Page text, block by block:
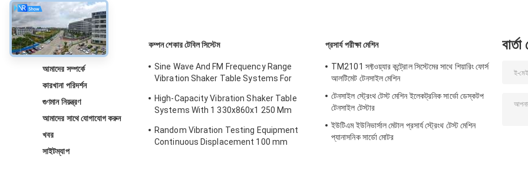
সম্বন্ধে
আমাদের সম্পর্কে
কারখানা পরিদর্শন
গুণমান নিয়ন্ত্রণ
আমাদের সাথে যোগাযোগ করুন
খবর
সাইটম্যাপ
কম্পন শেকার টেবিল সিস্টেম
Sine Wave And FM Frequency Range
Vibration Shaker Table Systems For
Computer
High-Capacity Vibration Shaker Table
Systems With 1 330x860x1 250 Mm
Vibration Controller
Random Vibration Testing Equipment
Continuous Displacement 100 mm
প্রসার্য পরীক্ষা মেশিন
TM2101 সফ্টওয়্যার কন্ট্রোল সিস্টেমের সাথে শিয়ারিং ফোর্স
আলটিমেট টেনসাইল মেশিন
টেনসাইল স্ট্রেংথ টেস্ট মেশিন ইলেকট্রনিক সার্ভো ডেস্কটপ
টেনসাইল টেস্টার
ইউটিএম ইউনিভার্সাল মেটাল প্রসার্য স্ট্রেংথ টেস্ট মেশিন
প্যানাসনিক সার্ডো মোটর
বার্তা